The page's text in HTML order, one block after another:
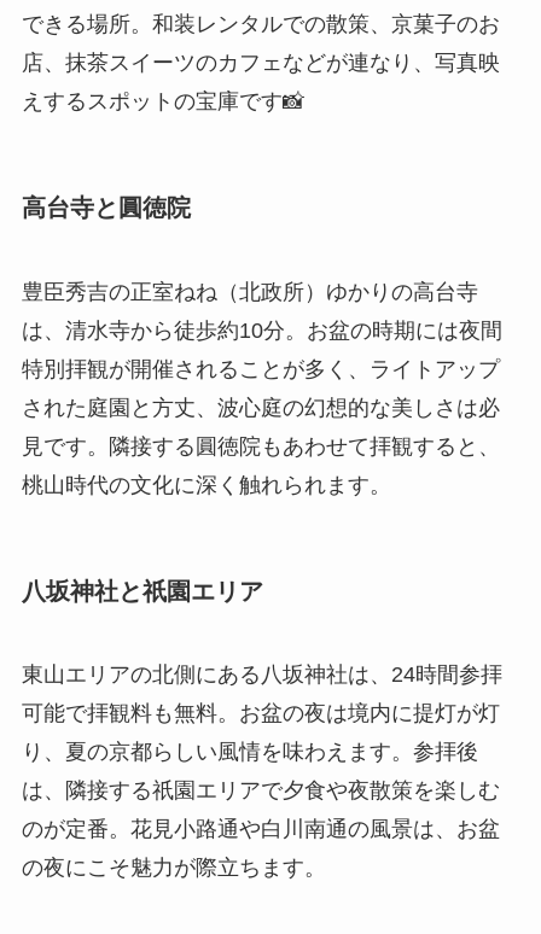
できる場所。和装レンタルでの散策、京菓子のお
店、抹茶スイーツのカフェなどが連なり、写真映
えするスポットの宝庫です📸
高台寺と圓徳院
豊臣秀吉の正室ねね（北政所）ゆかりの高台寺
は、清水寺から徒歩約10分。お盆の時期には夜間
特別拝観が開催されることが多く、ライトアップ
された庭園と方丈、波心庭の幻想的な美しさは必
見です。隣接する圓徳院もあわせて拝観すると、
桃山時代の文化に深く触れられます。
八坂神社と祇園エリア
東山エリアの北側にある八坂神社は、24時間参拝
可能で拝観料も無料。お盆の夜は境内に提灯が灯
り、夏の京都らしい風情を味わえます。参拝後
は、隣接する祇園エリアで夕食や夜散策を楽しむ
のが定番。花見小路通や白川南通の風景は、お盆
の夜にこそ魅力が際立ちます。